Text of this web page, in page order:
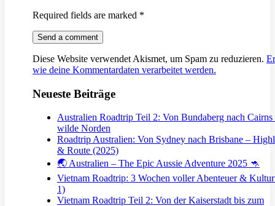
Required fields are marked *
Diese Website verwendet Akismet, um Spam zu reduzieren.
wie deine Kommentardaten verarbeitet werden.
Neueste Beiträge
Australien Roadtrip Teil 2: Von Bundaberg nach
wilde Norden
Roadtrip Australien: Von Sydney nach Brisbane –
& Route (2025)
🌏 Australien – The Epic Aussie Adventure 2025 🦘
Vietnam Roadtrip: 3 Wochen voller Abenteuer &
1)
Vietnam Roadtrip Teil 2: Von der Kaiserstadt bis zum